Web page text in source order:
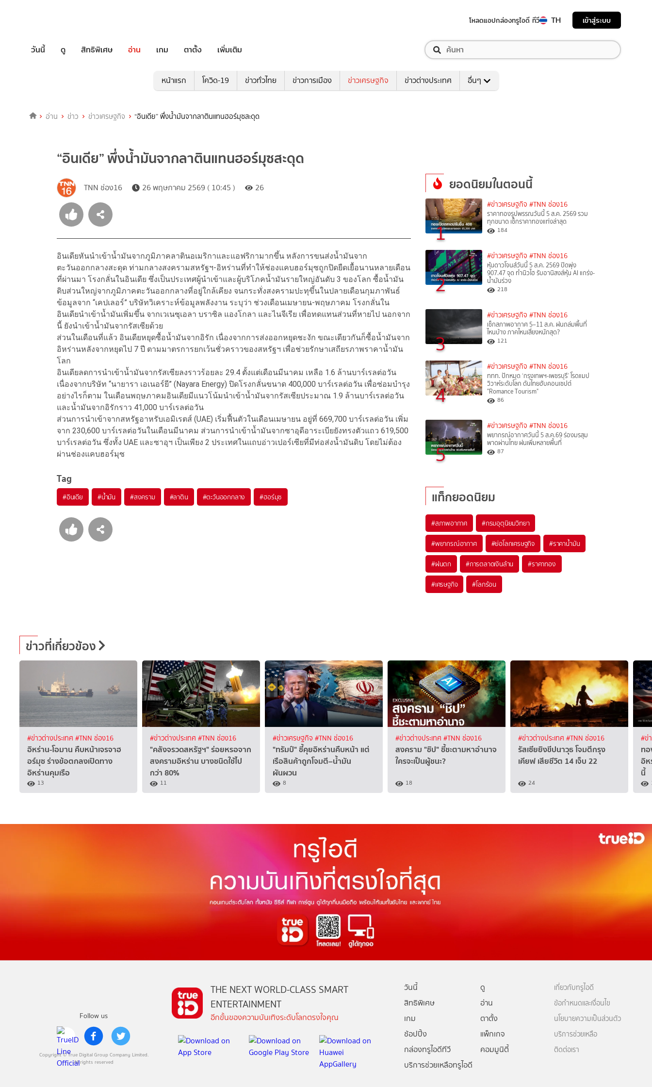
โหลดแอปกล่องทรูไอดี ทีวี TH เข้าสู่ระบบ
วันนี้ ดู สิทธิพิเศษ อ่าน เกม ตาตั้ง เพิ่มเติม
หน้าแรก โควิด-19 ข่าวทั่วไทย ข่าวการเมือง ข่าวเศรษฐกิจ ข่าวต่างประเทศ อื่นๆ
อ่าน ข่าว ข่าวเศรษฐกิจ “อินเดีย” พึ่งน้ำมันจากลาตินแทนฮอร์มุซสะดุด
“อินเดีย” พึ่งน้ำมันจากลาตินแทนฮอร์มุซสะดุด
TNN ช่อง16 26 พฤษภาคม 2569 ( 10:45 ) 26
อินเดียหันนำเข้าน้ำมันจากภูมิภาคลาตินอเมริกาและแอฟริกามากขึ้น หลังการขนส่งน้ำมันจาก
ตะวันออกกลางสะดุด ท่ามกลางสงครามสหรัฐฯ-อิหร่านที่ทำให้ช่องแคบฮอร์มุซถูกปิดยืดเยื้อนานหลายเดือน
ที่ผ่านมา โรงกลั่นในอินเดีย ซึ่งเป็นประเทศผู้นำเข้าและผู้บริโภคน้ำมันรายใหญ่อันดับ 3 ของโลก ซื้อน้ำมัน
ดิบส่วนใหญ่จากภูมิภาคตะวันออกกลางที่อยู่ใกล้เคียง จนกระทั่งสงครามปะทุขึ้นในปลายเดือนกุมภาพันธ์
ข้อมูลจาก “เคปเลอร์” บริษัทวิเคราะห์ข้อมูลพลังงาน ระบุว่า ช่วงเดือนเมษายน-พฤษภาคม โรงกลั่นใน
อินเดียนำเข้าน้ำมันเพิ่มขึ้น จากเวเนซุเอลา บราซิล แองโกลา และไนจีเรีย เพื่อทดแทนส่วนที่หายไป นอกจาก
นี้ ยังนำเข้าน้ำมันจากรัสเซียด้วย
ส่วนในเดือนที่แล้ว อินเดียหยุดซื้อน้ำมันจากอิรัก เนื่องจากการส่งออกหยุดชะงัก ขณะเดียวกันก็ซื้อน้ำมันจาก
อิหร่านหลังจากหยุดไป 7 ปี ตามมาตรการยกเว้นชั่วคราวของสหรัฐฯ เพื่อช่วยรักษาเสถียรภาพราคาน้ำมัน
โลก
อินเดียลดการนำเข้าน้ำมันจากรัสเซียลงราวร้อยละ 29.4 ตั้งแต่เดือนมีนาคม เหลือ 1.6 ล้านบาร์เรลต่อวัน
เนื่องจากบริษัท “นายารา เอเนอร์ยี” (Nayara Energy) ปิดโรงกลั่นขนาด 400,000 บาร์เรลต่อวัน เพื่อซ่อมบำรุง
อย่างไรก็ตาม ในเดือนพฤษภาคมอินเดียมีแนวโน้มนำเข้าน้ำมันจากรัสเซียประมาณ 1.9 ล้านบาร์เรลต่อวัน
และน้ำมันจากอิรักราว 41,000 บาร์เรลต่อวัน
ส่วนการนำเข้าจากสหรัฐอาหรับเอมิเรตส์ (UAE) เริ่มฟื้นตัวในเดือนเมษายน อยู่ที่ 669,700 บาร์เรลต่อวัน เพิ่ม
จาก 230,600 บาร์เรลต่อวันในเดือนมีนาคม ส่วนการนำเข้าน้ำมันจากซาอุดีอาระเบียยังทรงตัวแถว 619,500
บาร์เรลต่อวัน ซึ่งทั้ง UAE และซาอุฯ เป็นเพียง 2 ประเทศในแถบอ่าวเปอร์เซียที่มีท่อส่งน้ำมันดิบ โดยไม่ต้อง
ผ่านช่องแคบฮอร์มุซ
Tag
#อินเดีย #น้ำมัน #สงคราม #ลาติน #ตะวันออกกลาง #ฮอร์มุซ
ยอดนิยมในตอนนี้
1
#ข่าวเศรษฐกิจ #TNN ช่อง16
ราคาทองรูปพรรณวันนี้ 5 ส.ค. 2569 รวม
ทุกขนาด เช็กราคาทองแท่งล่าสุด
184
2
#ข่าวเศรษฐกิจ #TNN ช่อง16
หุ้นดาวโจนส์วันนี้ 5 ส.ค. 2569 ปิดพุ่ง
907.47 จุด ทำนิวไฮ รับอานิสงส์หุ้น AI แกร่ง-
น้ำมันร่วง
218
3
#ข่าวเศรษฐกิจ #TNN ช่อง16
เช็กสภาพอากาศ 5–11 ส.ค. ฝนถล่มพื้นที่
ไหนบ้าง ภาคไหนเสี่ยงหนักสุด?
121
4
#ข่าวเศรษฐกิจ #TNN ช่อง16
ททท. ปักหมุด ‘กรุงเทพฯ-เพชรบุรี’ โรดแมป
วิวาห์ระดับโลก ดันไทยฮับคอนเซปต์
"Romance Tourism"
86
5
#ข่าวเศรษฐกิจ #TNN ช่อง16
พยากรณ์อากาศวันนี้ 5 ส.ค.69 ร่องมรสุม
พาดผ่านไทย ฝนเพิ่มหลายพื้นที่
87
แท็กยอดนิยม
#สภาพอากาศ #กรมอุตุนิยมวิทยา
#พยากรณ์อากาศ #ย่อโลกเศรษฐกิจ #ราคาน้ำมัน
#ฝนตก #การตลาดเงินล้าน #ราคาทอง
#เศรษฐกิจ #โลกร้อน
ข่าวที่เกี่ยวข้อง
#ข่าวต่างประเทศ #TNN ช่อง16
อิหร่าน-โอมาน คืบหน้าเจรจาฮ
อร์มุซ ร่างข้อตกลงเปิดทาง
อิหร่านคุมเรือ
13
#ข่าวต่างประเทศ #TNN ช่อง16
"คลังจรวดสหรัฐฯ" ร่อยหรอจาก
สงครามอิหร่าน บางชนิดใช้ไป
กว่า 80%
11
#ข่าวเศรษฐกิจ #TNN ช่อง16
"ทรัมป์" ชี้คุยอิหร่านคืบหน้า แต่
เรือสินค้าถูกโจมตี–น้ำมัน
ผันผวน
8
#ข่าวต่างประเทศ #TNN ช่อง16
สงคราม "ชิป" ชี้ชะตามหาอำนาจ
ใครจะเป็นผู้ชนะ?
18
#ข่าวต่างประเทศ #TNN ช่อง16
รัสเซียยิงขีปนาวุธ โจมตีกรุง
เคียฟ เสียชีวิต 14 เจ็บ 22
24
#ข่
ท
อิห
นี้
Follow us
Copyright © True Digital Group Company Limited.
All rights reserved
THE NEXT WORLD-CLASS SMART
ENTERTAINMENT
อีกขั้นของความบันเทิงระดับโลกตรงใจคุณ
วันนี้
ดู
สิทธิพิเศษ
อ่าน
เกม
ตาตั้ง
ช้อปปิ้ง
แพ็กเกจ
กล่องทรูไอดีทีวี
คอมมูนิตี้
บริการช่วยเหลือทรูไอดี
เกี่ยวกับทรูไอดี
ข้อกำหนดและเงื่อนไข
นโยบายความเป็นส่วนตัว
บริการช่วยเหลือ
ติดต่อเรา